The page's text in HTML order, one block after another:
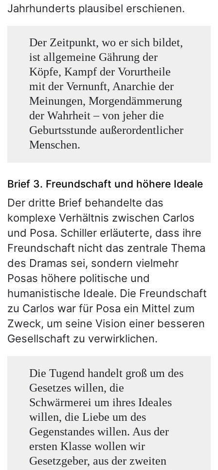
Jahrhunderts plausibel erschienen.
Der Zeitpunkt, wo er sich bildet,
ist allgemeine Gährung der
Köpfe, Kampf der Vorurtheile
mit der Vernunft, Anarchie der
Meinungen, Morgendämmerung
der Wahrheit – von jeher die
Geburtsstunde außerordentlicher
Menschen.
Brief 3. Freundschaft und höhere Ideale
Der dritte Brief behandelte das
komplexe Verhältnis zwischen Carlos
und Posa. Schiller erläuterte, dass ihre
Freundschaft nicht das zentrale Thema
des Dramas sei, sondern vielmehr
Posas höhere politische und
humanistische Ideale. Die Freundschaft
zu Carlos war für Posa ein Mittel zum
Zweck, um seine Vision einer besseren
Gesellschaft zu verwirklichen.
Die Tugend handelt groß um des
Gesetzes willen, die
Schwärmerei um ihres Ideales
willen, die Liebe um des
Gegenstandes willen. Aus der
ersten Klasse wollen wir
Gesetzgeber, aus der zweiten